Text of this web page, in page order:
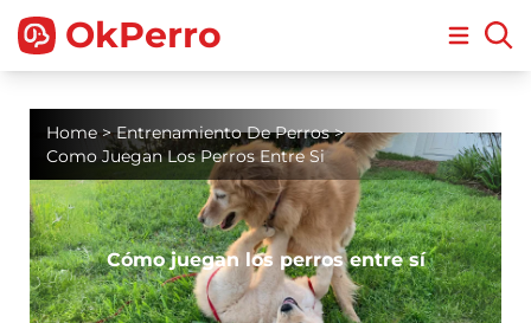
OkPerro Open
Home > Entrenamiento De Perros>
Como Juegan Los Perros Entre Si
Cómo juegan los perros entre sí